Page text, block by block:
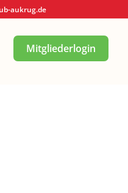
aukrug.de
Mitgliederlogin